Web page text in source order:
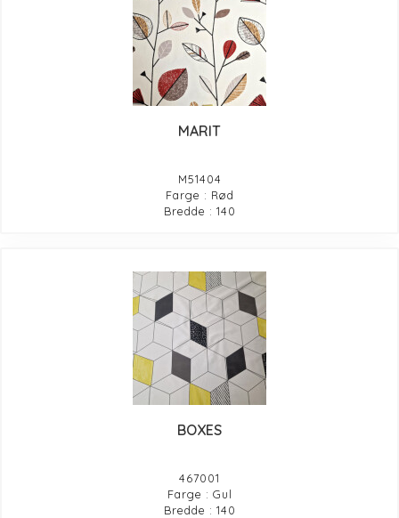
MARIT
M51404
Farge : Rød
Bredde : 140
BOXES
467001
Farge : Gul
Bredde : 140